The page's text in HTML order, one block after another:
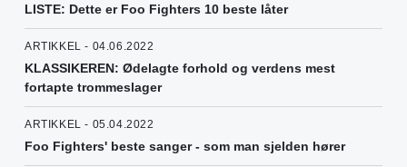
LISTE: Dette er Foo Fighters 10 beste låter
ARTIKKEL - 04.06.2022
KLASSIKEREN: Ødelagte forhold og verdens mest
fortapte trommeslager
ARTIKKEL - 05.04.2022
Foo Fighters' beste sanger - som man sjelden hører